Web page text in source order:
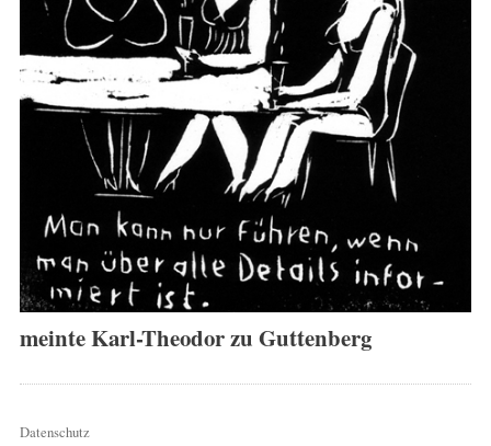
meinte Karl-Theodor zu Guttenberg
Datenschutz